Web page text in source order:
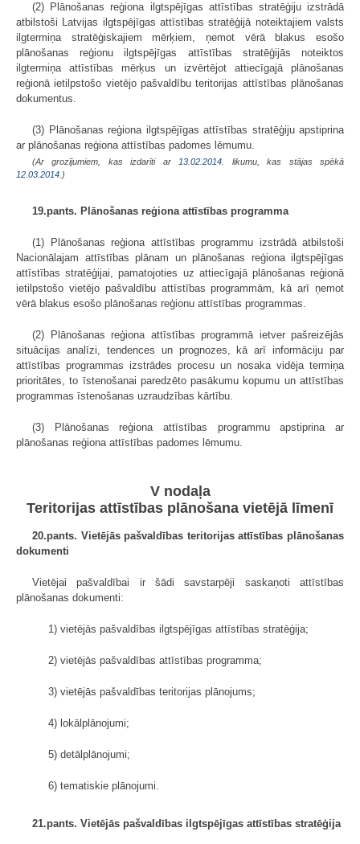
(2) Plānošanas reģiona ilgtspējīgas attīstības stratēģiju izstrādā
atbilstoši Latvijas ilgtspējīgas attīstības stratēģijā noteiktajiem valsts
ilgtermiņa stratēģiskajiem mērķiem, ņemot vērā blakus esošo
plānošanas reģionu ilgtspējīgas attīstības stratēģijās noteiktos
ilgtermiņa attīstības mērķus un izvērtējot attiecīgajā plānošanas
reģionā ietilpstošo vietējo pašvaldību teritorijas attīstības plānošanas
dokumentus.
(3) Plānošanas reģiona ilgtspējīgas attīstības stratēģiju apstiprina
ar plānošanas reģiona attīstības padomes lēmumu.
(Ar grozījumiem, kas izdarīti ar 13.02.2014 . likumu, kas stājas spēkā
12.03.2014. )
19.pants. Plānošanas reģiona attīstības programma
(1) Plānošanas reģiona attīstības programmu izstrādā atbilstoši
Nacionālajam attīstības plānam un plānošanas reģiona ilgtspējīgas
attīstības stratēģijai, pamatojoties uz attiecīgajā plānošanas reģionā
ietilpstošo vietējo pašvaldību attīstības programmām, kā arī ņemot
vērā blakus esošo plānošanas reģionu attīstības programmas.
(2) Plānošanas reģiona attīstības programmā ietver pašreizējās
situācijas analīzi, tendences un prognozes, kā arī informāciju par
attīstības programmas izstrādes procesu un nosaka vidēja termiņa
prioritātes, to īstenošanai paredzēto pasākumu kopumu un attīstības
programmas īstenošanas uzraudzības kārtību.
(3) Plānošanas reģiona attīstības programmu apstiprina ar
plānošanas reģiona attīstības padomes lēmumu.
V nodaļa
Teritorijas attīstības plānošana vietējā līmenī
20.pants. Vietējās pašvaldības teritorijas attīstības plānošanas
dokumenti
Vietējai pašvaldībai ir šādi savstarpēji saskaņoti attīstības
plānošanas dokumenti:
1) vietējās pašvaldības ilgtspējīgas attīstības stratēģija;
2) vietējās pašvaldības attīstības programma;
3) vietējās pašvaldības teritorijas plānojums;
4) lokālplānojumi;
5) detālplānojumi;
6) tematiskie plānojumi.
21.pants. Vietējās pašvaldības ilgtspējīgas attīstības stratēģija